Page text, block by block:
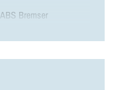
ABS Bremser